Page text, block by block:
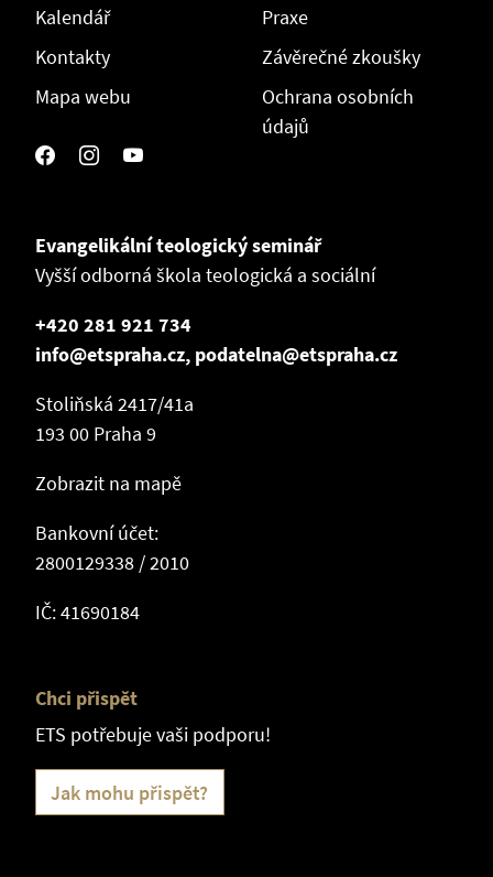
Kalendář
Kontakty
Mapa webu
Praxe
Závěrečné zkoušky
Ochrana osobních
údajů
Evangelikální teologický seminář
Vyšší odborná škola teologická a sociální
+420 281 921 734
info@etspraha.cz, podatelna@etspraha.cz
Stoliňská 2417/41a
193 00 Praha 9
Zobrazit na mapě
Bankovní účet:
2800129338 / 2010
IČ: 41690184
Chci přispět
ETS potřebuje vaši podporu!
Jak mohu přispět?